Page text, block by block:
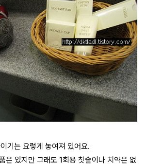
기는 요렇게 놓여져 있어요.
은 있지만 그래도 1회용 칫솔이나 치약은 없